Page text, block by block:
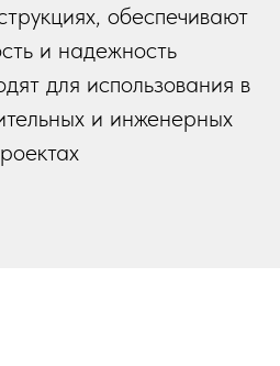
обеспечивают
и надежность
для использования в
и инженерных